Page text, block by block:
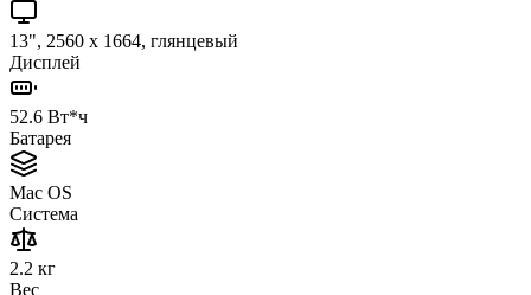
13", 2560 x 1664, глянцевый
Дисплей
52.6 Вт*ч
Батарея
Mac OS
Система
2.2 кг
Вес